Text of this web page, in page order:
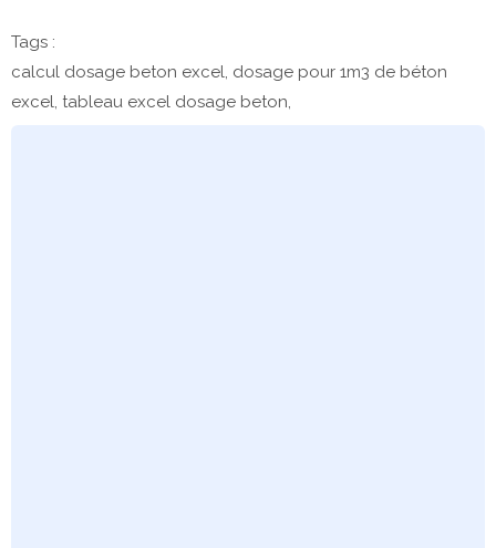
Tags :
calcul dosage beton excel, dosage pour 1m3 de béton
excel, tableau excel dosage beton,